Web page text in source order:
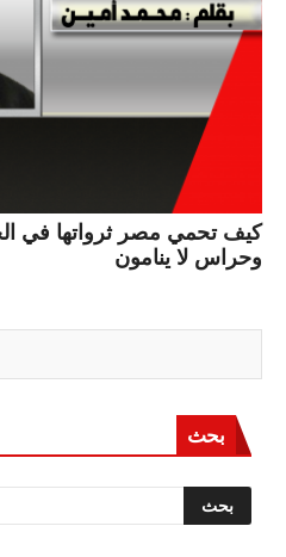
كيف تحمي مصر ثرواتها في
وحراس لا ينامون
بحث